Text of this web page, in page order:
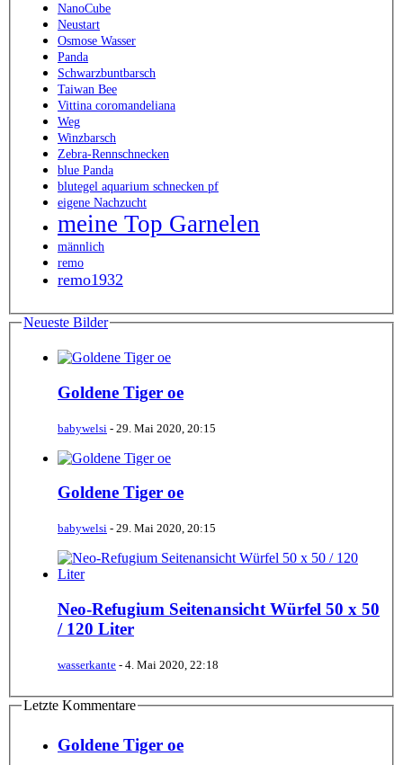
NanoCube
Neustart
Osmose Wasser
Panda
Schwarzbuntbarsch
Taiwan Bee
Vittina coromandeliana
Weg
Winzbarsch
Zebra-Rennschnecken
blue Panda
blutegel aquarium schnecken pf
eigene Nachzucht
meine Top Garnelen
männlich
remo
remo1932
Neueste Bilder
Goldene Tiger oe
babywelsi - 29. Mai 2020, 20:15
Goldene Tiger oe
babywelsi - 29. Mai 2020, 20:15
Neo-Refugium Seitenansicht Würfel 50 x 50
/ 120 Liter
wasserkante - 4. Mai 2020, 22:18
Letzte Kommentare
Goldene Tiger oe